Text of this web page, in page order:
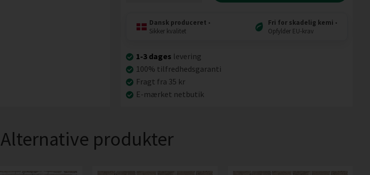
Dansk produceret •
Sikker kvalitet
Fri for skadelig kemi •
Opfylder EU-krav
1-3 dages levering
100% tilfredhedsgaranti
Fragt fra 35 kr
E-mærket netbutik
Alternative produkter